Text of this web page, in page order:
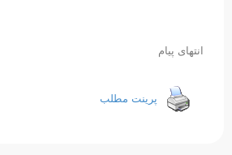
انتهای پیام
پرینت مطلب